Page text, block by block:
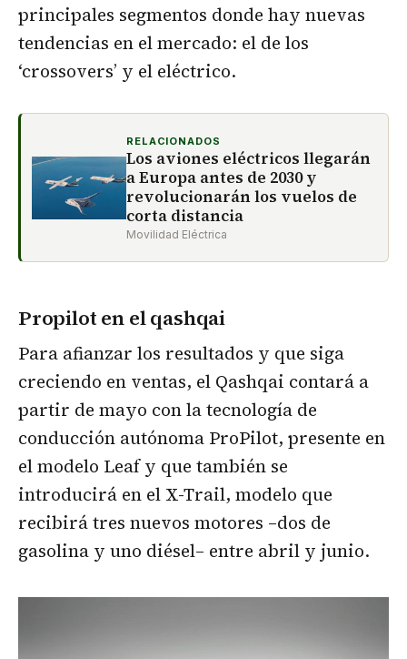
principales segmentos donde hay nuevas
tendencias en el mercado: el de los
‘crossovers’ y el eléctrico.
RELACIONADOS
Los aviones eléctricos llegarán
a Europa antes de 2030 y
revolucionarán los vuelos de
corta distancia
Movilidad Eléctrica
Propilot en el qashqai
Para afianzar los resultados y que siga
creciendo en ventas, el Qashqai contará a
partir de mayo con la tecnología de
conducción autónoma ProPilot, presente en
el modelo Leaf y que también se
introducirá en el X-Trail, modelo que
recibirá tres nuevos motores –dos de
gasolina y uno diésel– entre abril y junio.